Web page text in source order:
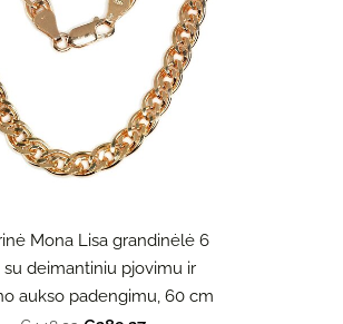
Mona Lisa grandinėlė 6
su deimantiniu pjovimu ir
aukso padengimu, 60 cm